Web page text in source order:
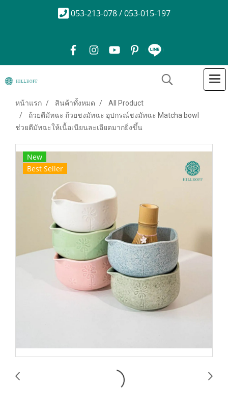
053-213-078 / 053-015-197
หน้าแรก สินค้าทั้งหมด
All Product
ถ้วยตีมัทฉะ ถ้วยชงมัทฉะ อุปกรณ์ชงมัทฉะ Matcha bowl
ช่วยตีมัทฉะให้เนื้อเนียนละเอียดมากยิ่งขึ้น
New
Best Seller